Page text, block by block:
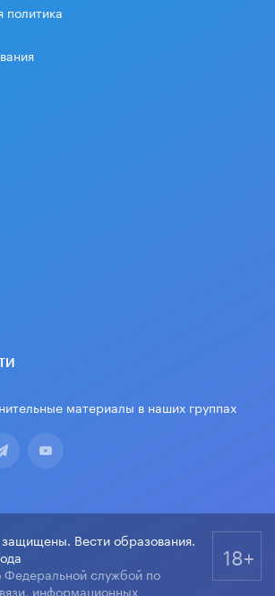
политика
материалы в наших группах
Вести образования.
Федеральной службой по
информационных
18+